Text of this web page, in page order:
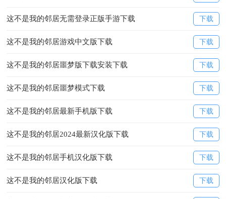
这不是我的邻居无需登录正版手游下载 下载
这不是我的邻居游戏中文版下载 下载
这不是我的邻居噩梦版下载安装下载 下载
这不是我的邻居噩梦模式下载 下载
这不是我的邻居最新手机版下载 下载
这不是我的邻居2024最新汉化版下载 下载
这不是我的邻居手机汉化版下载 下载
这不是我的邻居汉化版下载 下载